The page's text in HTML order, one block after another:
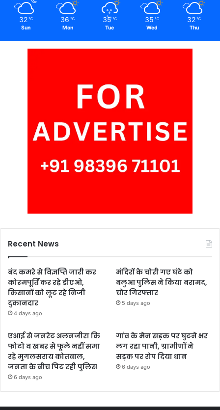
32 ℃
Sun
36 ℃
Mon
35 ℃
Tue
35 ℃
Wed
32 ℃
Thu
Recent News
बंद कमरे से विज्ञप्ति जारी कर
कोरमपूर्ति कर रहे डीएओ,
किसानों को लूट रहे निजी
दुकानदार
4 days ago
मंदिरों के चोरी गए घंटे को
बलुआ पुलिस ने किया बरामद,
चोर गिरफ्तार
5 days ago
एआई से जनरेट अलनजीरा कि
फोटो व खबर से फूले नहीं समा
रहे मुगलसराय कोतवाल,
जनता के बीच पिट रही पुलिस
6 days ago
गांव के मेन सड़क पर घुटने भर
लग रहा पानी, ग्रामीणों ने
सड़क पर रोप दिया धान
6 days ago